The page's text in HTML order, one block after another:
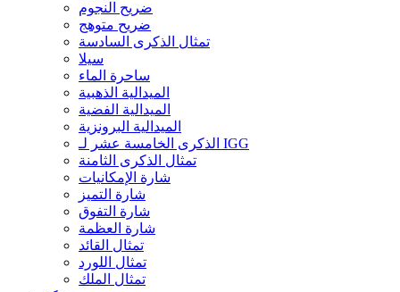
ضريح النجوم
ضريح متوهج
تمثال الذكرى السادسة
سيلا
ساحرة الماء
الميدالية الذهبية
الميدالية الفضية
الميدالية البرونزية
الذكرى الخامسة عشر لـ IGG
تمثال الذكرى الثامنة
شارة الإمكانيات
شارة التميز
شارة التفوق
شارة العظمة
تمثال القائد
تمثال اللورد
تمثال الملك